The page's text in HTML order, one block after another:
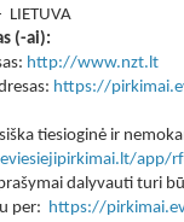
LIETUVA
(-ai):
http://www.nzt.lt
https://
tiesioginė ir
app/
dalyvauti turi
per: https://